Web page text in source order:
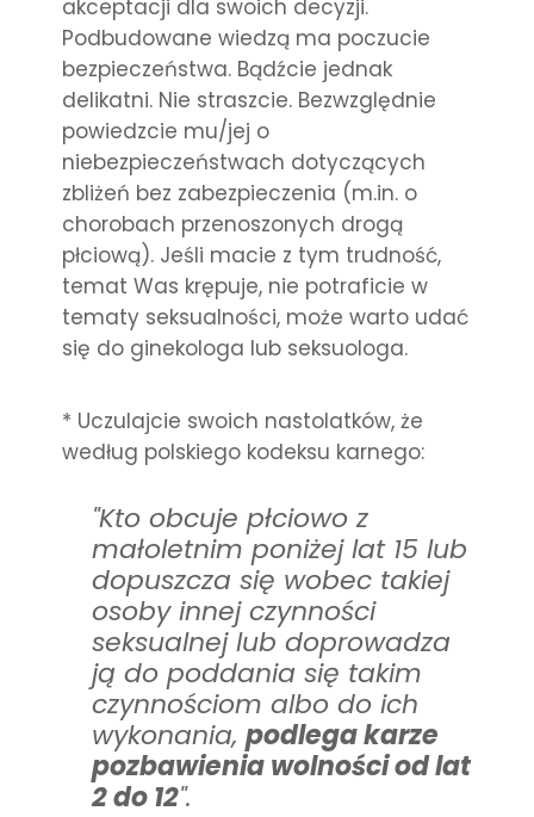
akceptacji dla swoich decyzji.
Podbudowane wiedzą ma poczucie
bezpieczeństwa. Bądźcie jednak
delikatni. Nie straszcie. Bezwzględnie
powiedzcie mu/jej o
niebezpieczeństwach dotyczących
zbliżeń bez zabezpieczenia (m.in. o
chorobach przenoszonych drogą
płciową). Jeśli macie z tym trudność,
temat Was krępuje, nie potraficie w
tematy seksualności, może warto udać
się do ginekologa lub seksuologa.
* Uczulajcie swoich nastolatków, że
według polskiego kodeksu karnego:
"Kto obcuje płciowo z
małoletnim poniżej lat 15 lub
dopuszcza się wobec takiej
osoby innej czynności
seksualnej lub doprowadza
ją do poddania się takim
czynnościom albo do ich
wykonania,podlega karze
pozbawienia wolności od lat
2 do 12".